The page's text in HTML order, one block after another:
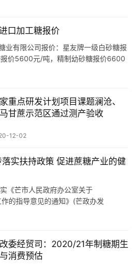
口加工糖报价
业有限公司报价：星友牌一级白砂糖报
价5600元/吨，精制幼砂糖报价6600
重点研发计划项目课题澜沧、
甘蔗示范区通过测产验收
12-02
实扶持政策 促进蔗糖产业的健
《芒市人民政府办公室关于
的指导意见的通知》(芒政办发
委经贸司：2020/21年制糖期生
消费预估